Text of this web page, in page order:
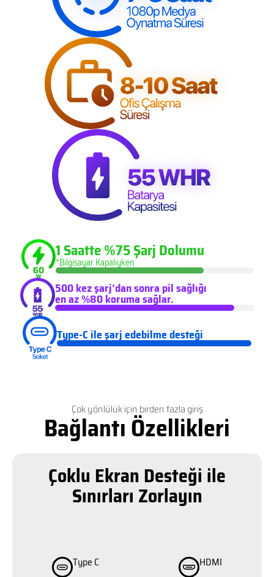
1 Saatte %75 Şarj Dolumu
*Bilgisayar Kapalıyken
500 kez şarj’dan sonra pil sağlığı
en az %80 koruma sağlar.
Type-C ile şarj edebilme desteği
Çok yönlülük için birden fazla giriş
Bağlantı Özellikleri
Çoklu Ekran Desteği ile
Sınırları Zorlayın
Type C HDMI